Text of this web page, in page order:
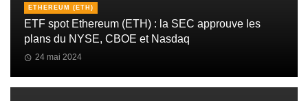
ETHEREUM (ETH)
ETF spot Ethereum (ETH) : la SEC approuve les
plans du NYSE, CBOE et Nasdaq
24 mai 2024